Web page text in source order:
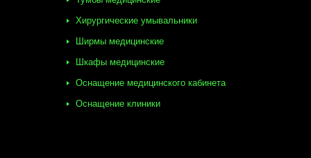
Хирургические умывальники
Ширмы медицинские
Шкафы медицинские
Оснащение медицинского кабинета
Оснащение клиники